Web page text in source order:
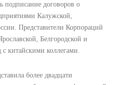
подписание договоров о
Калужской,
Представители Корпораций
Белгородской и
с китайскими коллегами.
более двадцати